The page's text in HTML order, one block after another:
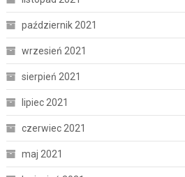
październik 2021
wrzesień 2021
sierpień 2021
lipiec 2021
czerwiec 2021
maj 2021